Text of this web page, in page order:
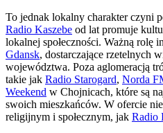
To jednak lokalny charakter czyni
Radio Kaszebe od lat promuje
lokalnej społeczności. Ważną rolę
Gdansk, dostarczające rzetelnych
województwa. Poza aglomeracją
takie jak Radio Starogard, Norda
Weekend w Chojnicach, które są
swoich mieszkańców. W ofercie
religijnym i społecznym, jak Radio